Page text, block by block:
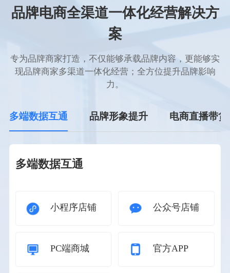
品牌电商全渠道一体化经营解决方
案
专为品牌商家打造，不仅能够承载品牌内容，更能够实
现品牌商家多渠道一体化经营；全方位提升品牌影响
力。
多端数据互通 品牌形象提升 电商直播带货
多端数据互通
小程序店铺 公众号店铺
PC端商城 官方APP